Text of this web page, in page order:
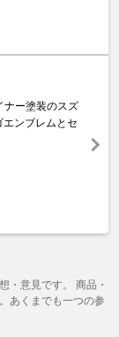
ナー塗装のスズ
ンブレムとセ
・意見です。 商品・
あくまでも一つの参